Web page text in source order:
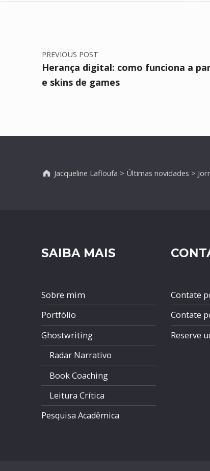
PREVIOUS POST
Herança digital: como funciona a
e skins de games
Jacqueline Lafloufa > Últimas novidades >
SAIBA MAIS
Sobre mim
Portfólio
Ghostwriting
Radar Narrativo
Book Coaching
Leitura Crítica
Pesquisa Acadêmica
Contate
Contate
Reserve